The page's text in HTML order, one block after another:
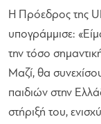
Η Πρόεδρος της
υπογράμμισε:
την τόσο
Μαζί, θα
παιδιών στην
στήριξή του,